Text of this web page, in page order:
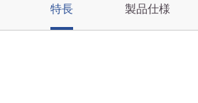
特長 製品仕様